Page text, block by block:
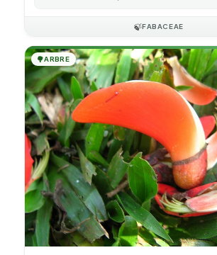
🍃FABACEAE
🌳ARBRE